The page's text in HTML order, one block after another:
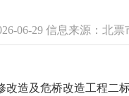
06-29 信息来源：北
改造及危桥改造工程二